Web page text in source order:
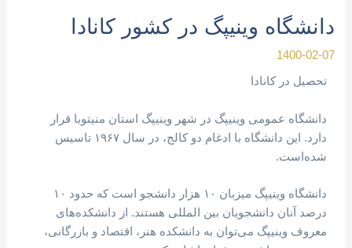
دانشگاه وینیپگ در کشور کانادا
1400-02-07
تحصیل در کانادا
دانشگاه عمومی وینیپگ در شهر وینیپگ استان منیتوبا قرار
دارد. این دانشگاه با ادغام دو کالج، در سال ۱۹۶۷ تاسیس
شده‌است.
دانشگاه وینیپگ میزبان ۱۰ هزار دانشجو است که حدود ۱۰
درصد آنان دانشجویان بین المللی هستند. از دانشکده‌های
معروف وینیپگ می‌توان به دانشکده هنر، اقتصاد و بازرگانی،